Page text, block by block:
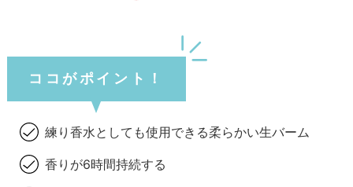
ココがポイント！
練り香水としても使用できる柔らかい生バーム
香りが6時間持続する